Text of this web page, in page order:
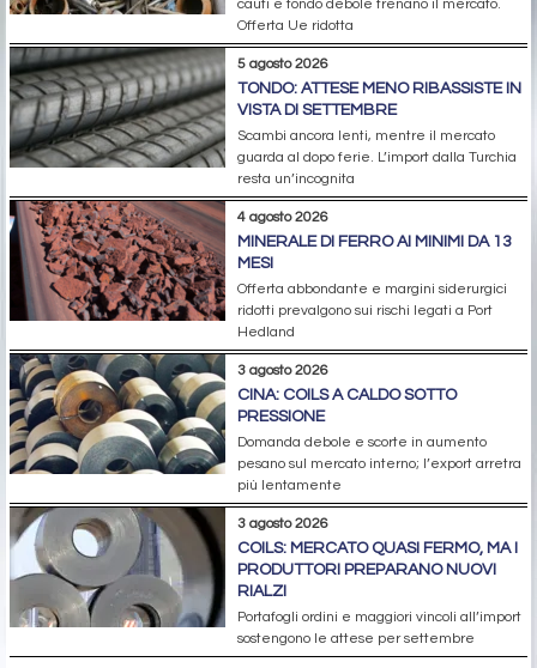
cauti e tondo debole frenano il mercato.
Offerta Ue ridotta
5 agosto 2026
TONDO: ATTESE MENO RIBASSISTE IN
VISTA DI SETTEMBRE
Scambi ancora lenti, mentre il mercato
guarda al dopo ferie. L’import dalla Turchia
resta un’incognita
4 agosto 2026
MINERALE DI FERRO AI MINIMI DA 13
MESI
Offerta abbondante e margini siderurgici
ridotti prevalgono sui rischi legati a Port
Hedland
3 agosto 2026
CINA: COILS A CALDO SOTTO
PRESSIONE
Domanda debole e scorte in aumento
pesano sul mercato interno; l’export arretra
più lentamente
3 agosto 2026
COILS: MERCATO QUASI FERMO, MA I
PRODUTTORI PREPARANO NUOVI
RIALZI
Portafogli ordini e maggiori vincoli all’import
sostengono le attese per settembre